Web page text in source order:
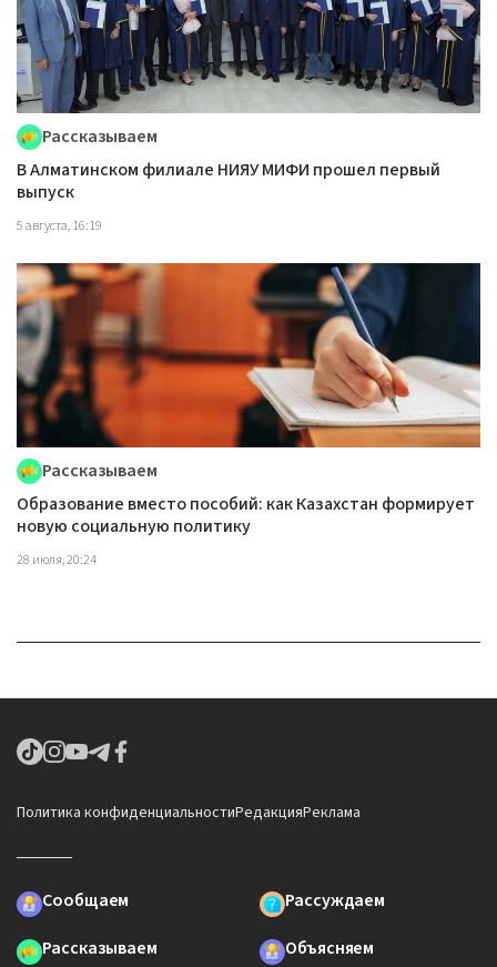
Рассказываем
В Алматинском филиале НИЯУ МИФИ прошел первый
выпуск
5 августа, 16:19
Рассказываем
Образование вместо пособий: как Казахстан формирует
новую социальную политику
28 июля, 20:24
Политика конфиденциальностиРедакцияРеклама
Сообщаем
Рассуждаем
Рассказываем
Объясняем